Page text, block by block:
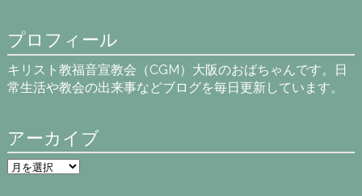
プロフィール
キリスト教福音宣教会（CGM）大阪のおばちゃんです。日
常生活や教会の出来事などブログを毎日更新しています。
アーカイブ
ア
ー